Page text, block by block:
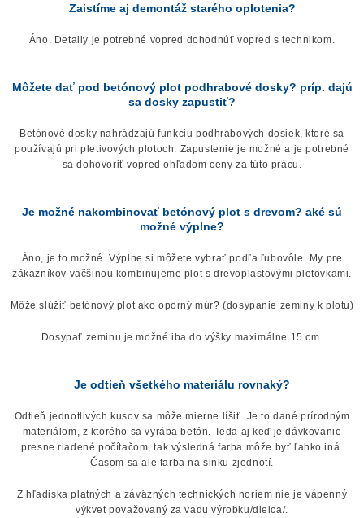
Zaistíme aj demontáž starého oplotenia?
Áno. Detaily je potrebné vopred dohodnúť vopred s technikom.
Môžete dať pod betónový plot podhrabové dosky? príp. dajú
sa dosky zapustiť?
Betónové dosky nahrádzajú funkciu podhrabových dosiek, ktoré sa
používajú pri pletivových plotoch. Zapustenie je možné a je potrebné
sa dohovoriť vopred ohľadom ceny za túto prácu.
Je možné nakombinovať betónový plot s drevom? aké sú
možné výplne?
Áno, je to možné. Výplne si môžete vybrať podľa ľubovôle. My pre
zákazníkov väčšinou kombinujeme plot s drevoplastovými plotovkami.
Môže slúžiť betónový plot ako oporný múr? (dosypanie zeminy k plotu)
Dosypať zeminu je možné iba do výšky maximálne 15 cm.
Je odtieň všetkého materiálu rovnaký?
Odtieň jednotlivých kusov sa môže mierne líšiť. Je to dané prírodným
materiálom, z ktorého sa vyrába betón. Teda aj keď je dávkovanie
presne riadené počítačom, tak výsledná farba môže byť ľahko iná.
Časom sa ale farba na slnku zjednotí.
Z hľadiska platných a záväzných technických noriem nie je vápenný
výkvet považovaný za vadu výrobku/dielca/.